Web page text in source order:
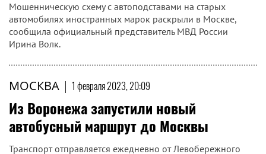
Мошенническую схему с автоподставами на старых
автомобилях иностранных марок раскрыли в Москве,
сообщила официальный представитель МВД России
Ирина Волк.
МОСКВА | 1 февраля 2023, 20:09
Из Воронежа запустили новый
автобусный маршрут до Москвы
Транспорт отправляется ежедневно от Левобережного